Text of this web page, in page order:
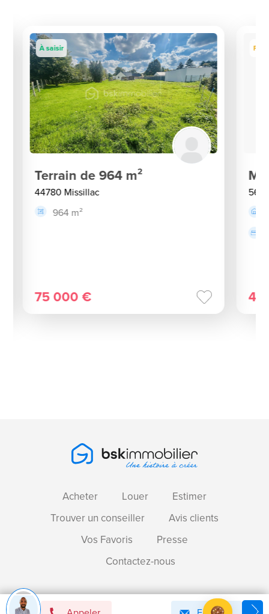
À saisir
Terrain de 964 m²
44780 Missillac
964 m²
75 000 €
Prix
Acheter Louer
Estimer
Trouver un conseiller
Avis clients
Vos Favoris
Presse
Contactez-nous
Devenir mandataire immobilier BSK !